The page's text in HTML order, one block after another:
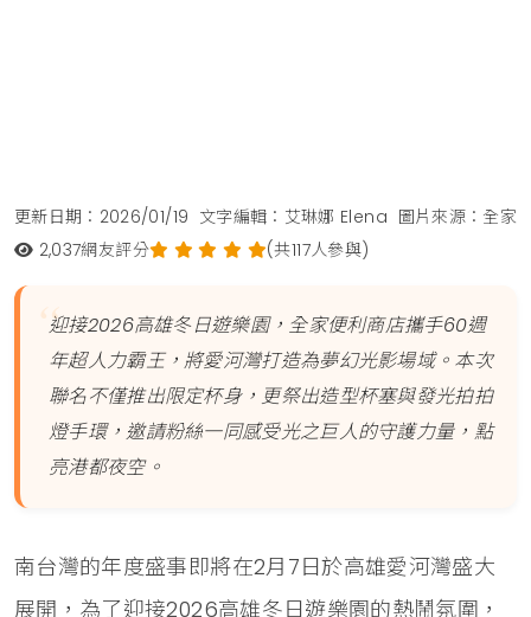
更新日期：2026/01/19 文字編輯：艾琳娜 Elena 圖片來源：全家
2,037網友評分 (共117人參與)
迎接2026高雄冬日遊樂園，全家便利商店攜手60週
年超人力霸王，將愛河灣打造為夢幻光影場域。本次
聯名不僅推出限定杯身，更祭出造型杯塞與發光拍拍
燈手環，邀請粉絲一同感受光之巨人的守護力量，點
亮港都夜空。
南台灣的年度盛事即將在2月7日於高雄愛河灣盛大
展開，為了迎接2026高雄冬日遊樂園的熱鬧氛圍，